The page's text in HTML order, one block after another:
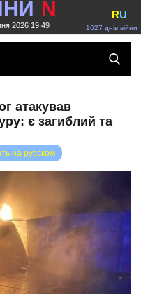
N
2026 19:49 1627 днів війни
RU
атакував
є загиблий та
на русском